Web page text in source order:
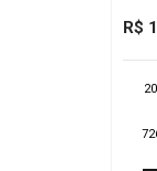
R$